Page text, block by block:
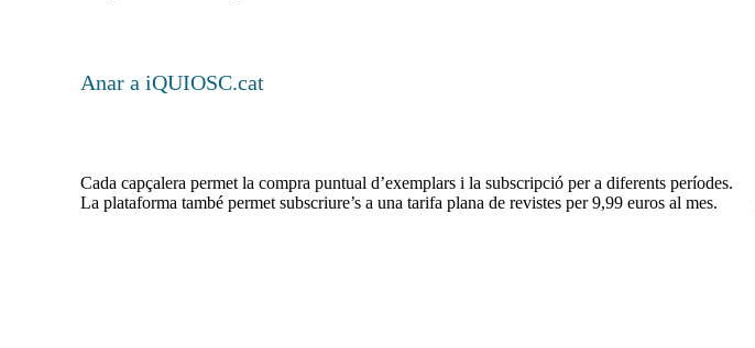
Anar a iQUIOSC.cat
Cada capçalera permet la compra puntual d’exemplars i la subscripció per a diferents períodes.
La plataforma també permet subscriure’s a una tarifa plana de revistes per 9,99 euros al mes.